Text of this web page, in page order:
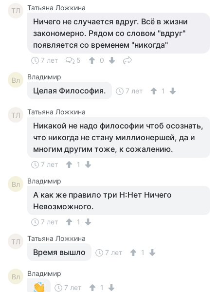
ТЛ Татьяна Ложкина
Ничего не случается вдруг. Всё в жизни
закономерно. Рядом со словом "вдруг"
появляется со временем "никогда"
7 лет 5 0
Вл Владимир
Целая Философия. 7 лет 1
ТЛ Татьяна Ложкина
Никакой не надо философии чтоб осознать,
что никогда не стану миллионершей, да и
многим другим тоже, к сожалению.
7 лет 1
Вл Владимир
А как же правило три Н:Нет Ничего
Невозможного.
7 лет 1
ТЛ Татьяна Ложкина
Время вышло 7 лет 1
Вл
Владимир
7 лет
1